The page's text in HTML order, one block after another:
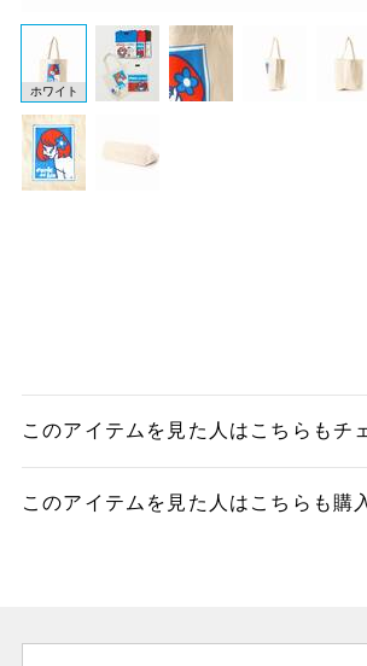
ホワイト
このアイテムを見た人はこちらもチ
このアイテムを見た人はこちらも購